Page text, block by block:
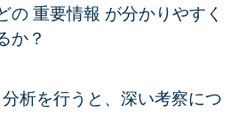
の 重要情報 が分かりやすく
か？
析を行うと、深い考察につ